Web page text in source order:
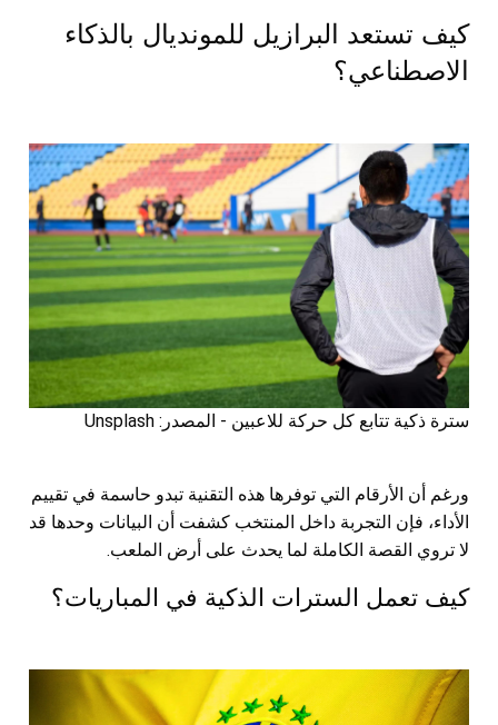
كيف تستعد البرازيل للمونديال بالذكاء
الاصطناعي؟
سترة ذكية تتابع كل حركة للاعبين - المصدر: Unsplash
ورغم أن الأرقام التي توفرها هذه التقنية تبدو حاسمة في تقييم
الأداء، فإن التجربة داخل المنتخب كشفت أن البيانات وحدها قد
لا تروي القصة الكاملة لما يحدث على أرض الملعب.
كيف تعمل السترات الذكية في المباريات؟